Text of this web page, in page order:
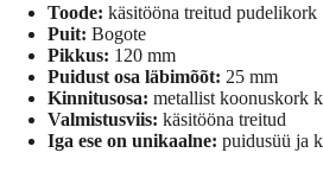
Toode: käsitööna treitud pudelikork
Puit: Bogote
Pikkus: 120 mm
Puidust osa läbimõõt: 25 mm
Kinnitusosa: metallist koonuskork
Valmistusviis: käsitööna treitud
Iga ese on unikaalne: puidusüü ja